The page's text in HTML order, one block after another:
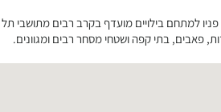
למתחם בילויים מועדף בקרב רבים מתושבי
פאבים, בתי קפה ושטחי מסחר רבים ומגוונים.